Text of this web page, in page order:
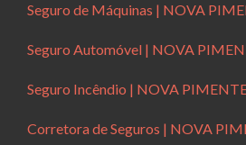
Seguro de Máquinas | NOVA
Seguro Automóvel | NOVA
Seguro Incêndio | NOVA
Corretora de Seguros | NOVA